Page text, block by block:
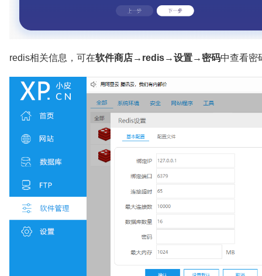
redis相关信息，可在软件商店→redis→设置→密码中查看密